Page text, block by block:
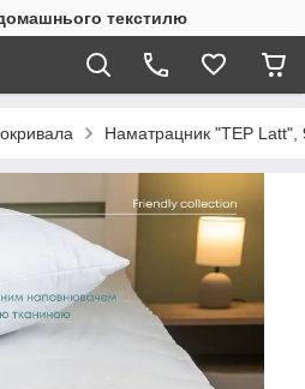
текстилю
Наматрацник "TEP Latt",